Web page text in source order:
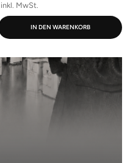
inkl. MwSt.
IN DEN WARENKORB